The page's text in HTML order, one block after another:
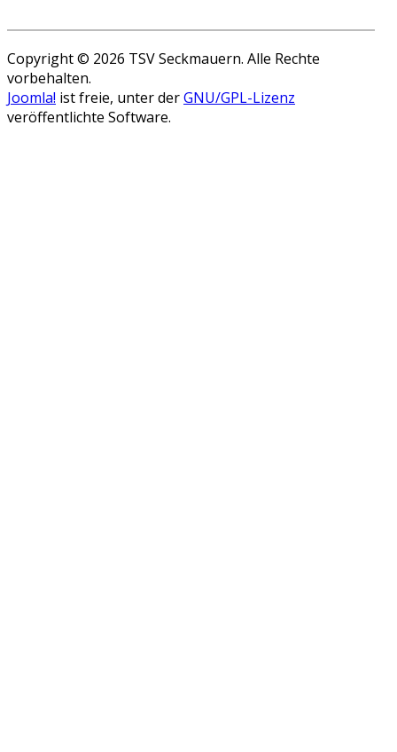
Copyright © 2026 TSV Seckmauern. Alle Rechte
vorbehalten.
Joomla! ist freie, unter derGNU/GPL-Lizenz
veröffentlichte Software.